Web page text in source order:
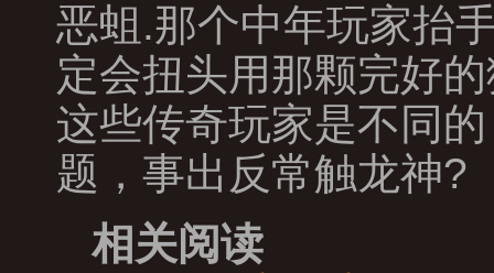
恶蛆.那个中年玩家抬
定会扭头用那颗完好
这些传奇玩家是不同
题，事出反常触龙神?
相关阅读